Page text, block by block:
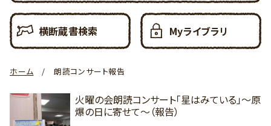
横断蔵書検索 Myライブラリ
ホーム 朗読コンサート報告
火曜の会朗読コンサート「星はみている」～原
爆の日に寄せて～（報告）